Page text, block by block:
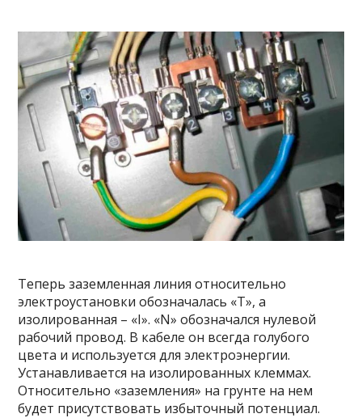
Теперь заземленная линия относительно
электроустановки обозначалась «Т», а
изолированная – «I». «N» обозначался нулевой
рабочий провод. В кабеле он всегда голубого
цвета и используется для электроэнергии.
Устанавливается на изолированных клеммах.
Относительно «заземления» на грунте на нем
будет присутствовать избыточный потенциал.